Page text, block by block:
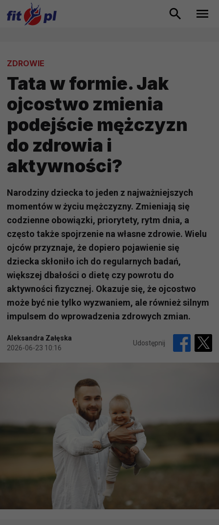
ZDROWIE
Tata w formie. Jak
ojcostwo zmienia
podejście mężczyzn
do zdrowia i
aktywności?
Narodziny dziecka to jeden z najważniejszych
momentów w życiu mężczyzny. Zmieniają się
codzienne obowiązki, priorytety, rytm dnia, a
często także spojrzenie na własne zdrowie. Wielu
ojców przyznaje, że dopiero pojawienie się
dziecka skłoniło ich do regularnych badań,
większej dbałości o dietę czy powrotu do
aktywności fizycznej. Okazuje się, że ojcostwo
może być nie tylko wyzwaniem, ale również silnym
impulsem do wprowadzenia zdrowych zmian.
Aleksandra Załęska
2026-06-23 10:16
Udostępnij